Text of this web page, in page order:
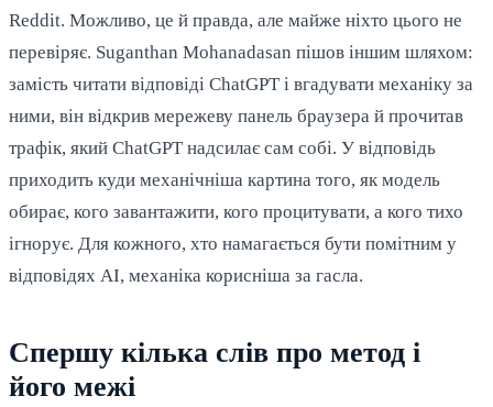
Reddit. Можливо, це й правда, але майже ніхто цього не
перевіряє. Suganthan Mohanadasan пішов іншим шляхом:
замість читати відповіді ChatGPT і вгадувати механіку за
ними, він відкрив мережеву панель браузера й прочитав
трафік, який ChatGPT надсилає сам собі. У відповідь
приходить куди механічніша картина того, як модель
обирає, кого завантажити, кого процитувати, а кого тихо
ігнорує. Для кожного, хто намагається бути помітним у
відповідях AI, механіка корисніша за гасла.
Спершу кілька слів про метод і
його межі